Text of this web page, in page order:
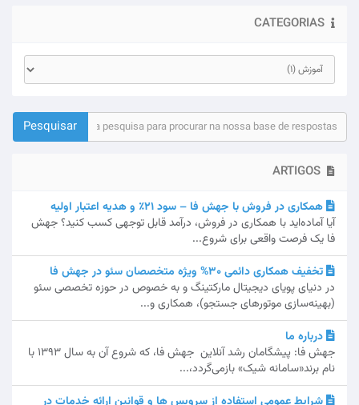
همکاری در فروش با جهش فا – سود ۲۱٪ و هدیه اعتبار اولیه
آیا آماده‌اید با همکاری در فروش، درآمد قابل توجهی کسب کنید؟ جهش
فا یک فرصت واقعی برای شروع...
تخفیف همکاری دائمی 30% ویژه متخصصان سئو در جهش فا
در دنیای پویای دیجیتال مارکتینگ و به خصوص در حوزه تخصصی سئو
(بهینه‌سازی موتورهای جستجو)، همکاری و...
درباره ما
جهش فا: پیشگامان رشد آنلاین جهش فا، که شروع آن به سال 1393 با
نام برند«سامانه شیک» بازمی‌گردد،...